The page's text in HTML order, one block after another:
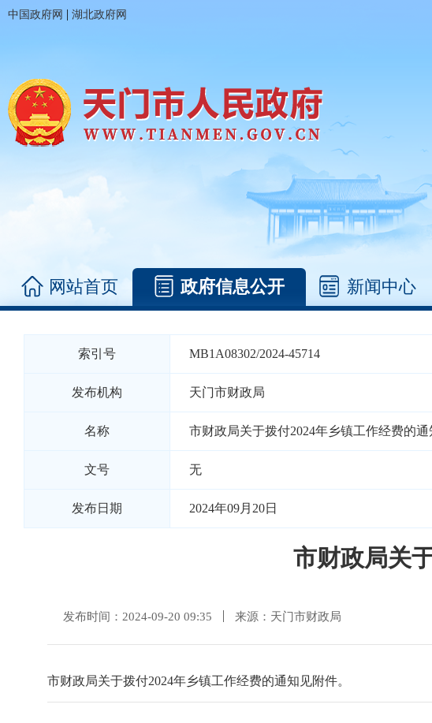
中国政府网 | 湖北政府网
网站首页 政府信息公开 新闻中心
索引号 MB1A08302/2024-45714
发布机构 天门市财政局
名称 市财政局关于拨付2024年乡镇工作经费的通
文号 无
发布日期 2024年09月20日
市财政局关
发布时间：2024-09-20 09:35 来源：天门市财政局
市财政局关于拨付2024年乡镇工作经费的通知见附件。